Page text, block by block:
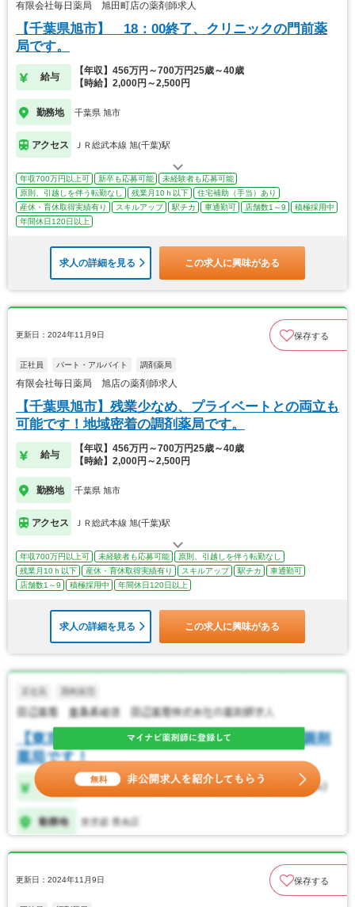
有限会社毎日薬局 旭田町店の薬剤師求人
【千葉県旭市】 18：00終了、クリニックの門前薬
局です。
給与
【年収】456万円～700万円25歳～40歳
【時給】2,000円～2,500円
勤務地 千葉県 旭市
アクセス ＪＲ総武本線 旭(千葉)駅
年収700万円以上可 新卒も応募可能
未経験者も応募可能
原則、引越しを伴う転勤なし
残業月10ｈ以下
住宅補助（手当）あり
産休・育休取得実績有り
スキルアップ 駅チカ 車通勤可 店舗数1～9
積極採用中
年間休日120日以上
求人の詳細を見る この求人に興味がある
更新日：2024年11月9日 保存する
正社員 パート・アルバイト 調剤薬局
有限会社毎日薬局 旭店の薬剤師求人
【千葉県旭市】残業少なめ、プライベートとの両立も
可能です！地域密着の調剤薬局です。
給与
【年収】456万円～700万円25歳～40歳
【時給】2,000円～2,500円
勤務地 千葉県 旭市
アクセス ＪＲ総武本線 旭(千葉)駅
年収700万円以上可 未経験者も応募可能
原則、引越しを伴う転勤なし
残業月10ｈ以下
産休・育休取得実績有り スキルアップ 駅チカ
車通勤可
店舗数1～9
積極採用中 年間休日120日以上
求人の詳細を見る この求人に興味がある
更新日：2024年11月9日 保存する